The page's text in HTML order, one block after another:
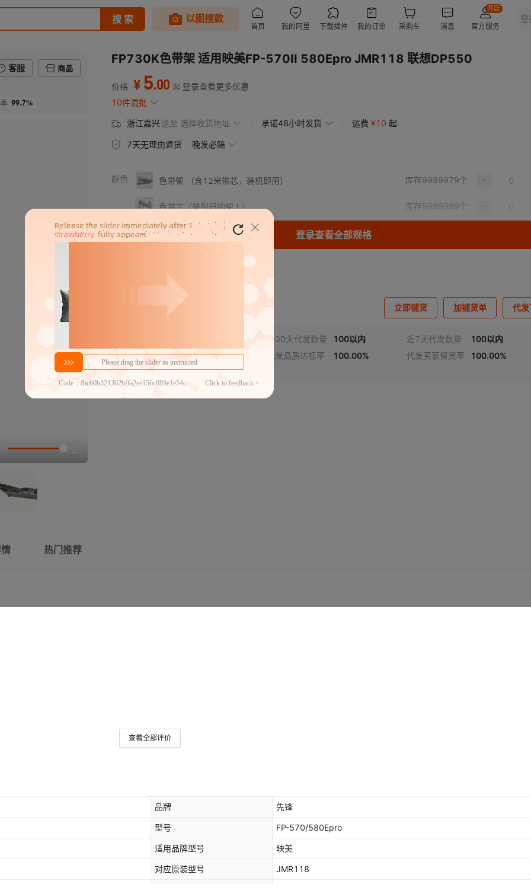
客服 商品
99.7%
FP730K色带架 适用映美FP-570II 580Epro JMR118 联想DP550
价格 ¥ 5.00 起 登录查看更多优惠
10件混批
浙江嘉兴送至 选择收货地址 承诺48小时发货 运费 ¥10 起
7天无理由退货 晚发必赔
颜色 色带架 （含12米带芯，装机即用） 库存9999979个
色带芯（装到旧的架上） 库存9999999个
登录查看全部规格
官方仓退货 立即铺货 加铺货单 代
近30天代发数量 100以内 近7天代发数量
100以内
铺货分销商数 1000+ 代发品质达标率 100.00% 代发买家留货率
100.00%
商品发布时间 2005年5月
热门推荐
查看全部评价
品牌 先锋
型号 FP-570/580Epro
适用品牌型号 映美
对应原装型号 JMR118